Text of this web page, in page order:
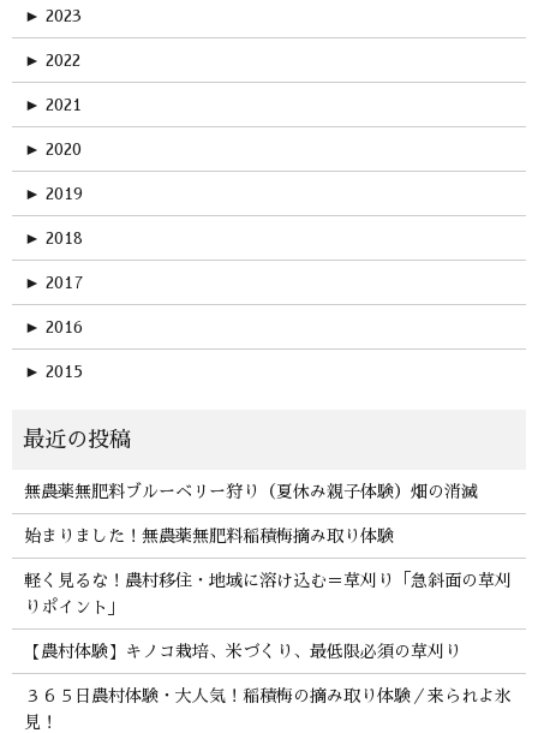
► 2023
► 2022
► 2021
► 2020
► 2019
► 2018
► 2017
► 2016
► 2015
無農薬無肥料ブルーベリー狩り（夏休み親子体験）畑の消滅
始まりました！無農薬無肥料稲積梅摘み取り体験
軽く見るな！農村移住・地域に溶け込む＝草刈り「急斜面の草刈
りポイント」
【農村体験】キノコ栽培、米づくり、最低限必須の草刈り
３６５日農村体験・大人気！稲積梅の摘み取り体験／来られよ氷
見！